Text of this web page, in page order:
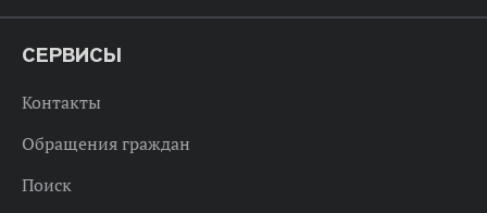
СЕРВИСЫ
Контакты
Обращения граждан
Поиск